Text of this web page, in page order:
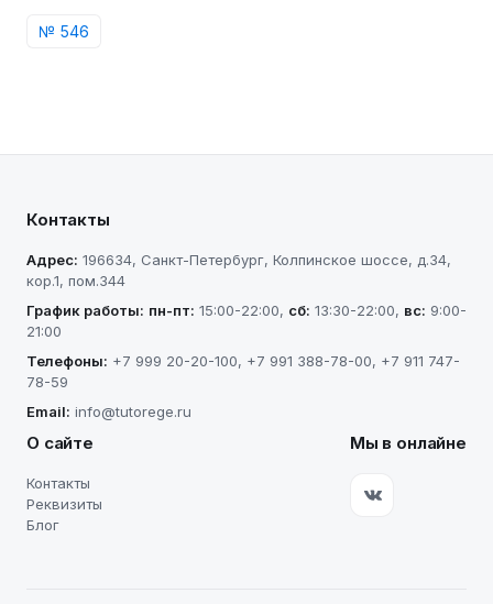
№ 546
Контакты
Адрес: 196634, Санкт-Петербург, Колпинское шоссе, д.34,
кор.1, пом.344
График работы: пн-пт: 15:00-22:00, сб: 13:30-22:00, вс: 9:00-
21:00
Телефоны: +7 999 20-20-100, +7 991 388-78-00, +7 911 747-
78-59
Email: info@tutorege.ru
О сайте
Контакты
Реквизиты
Блог
Мы в онлайне